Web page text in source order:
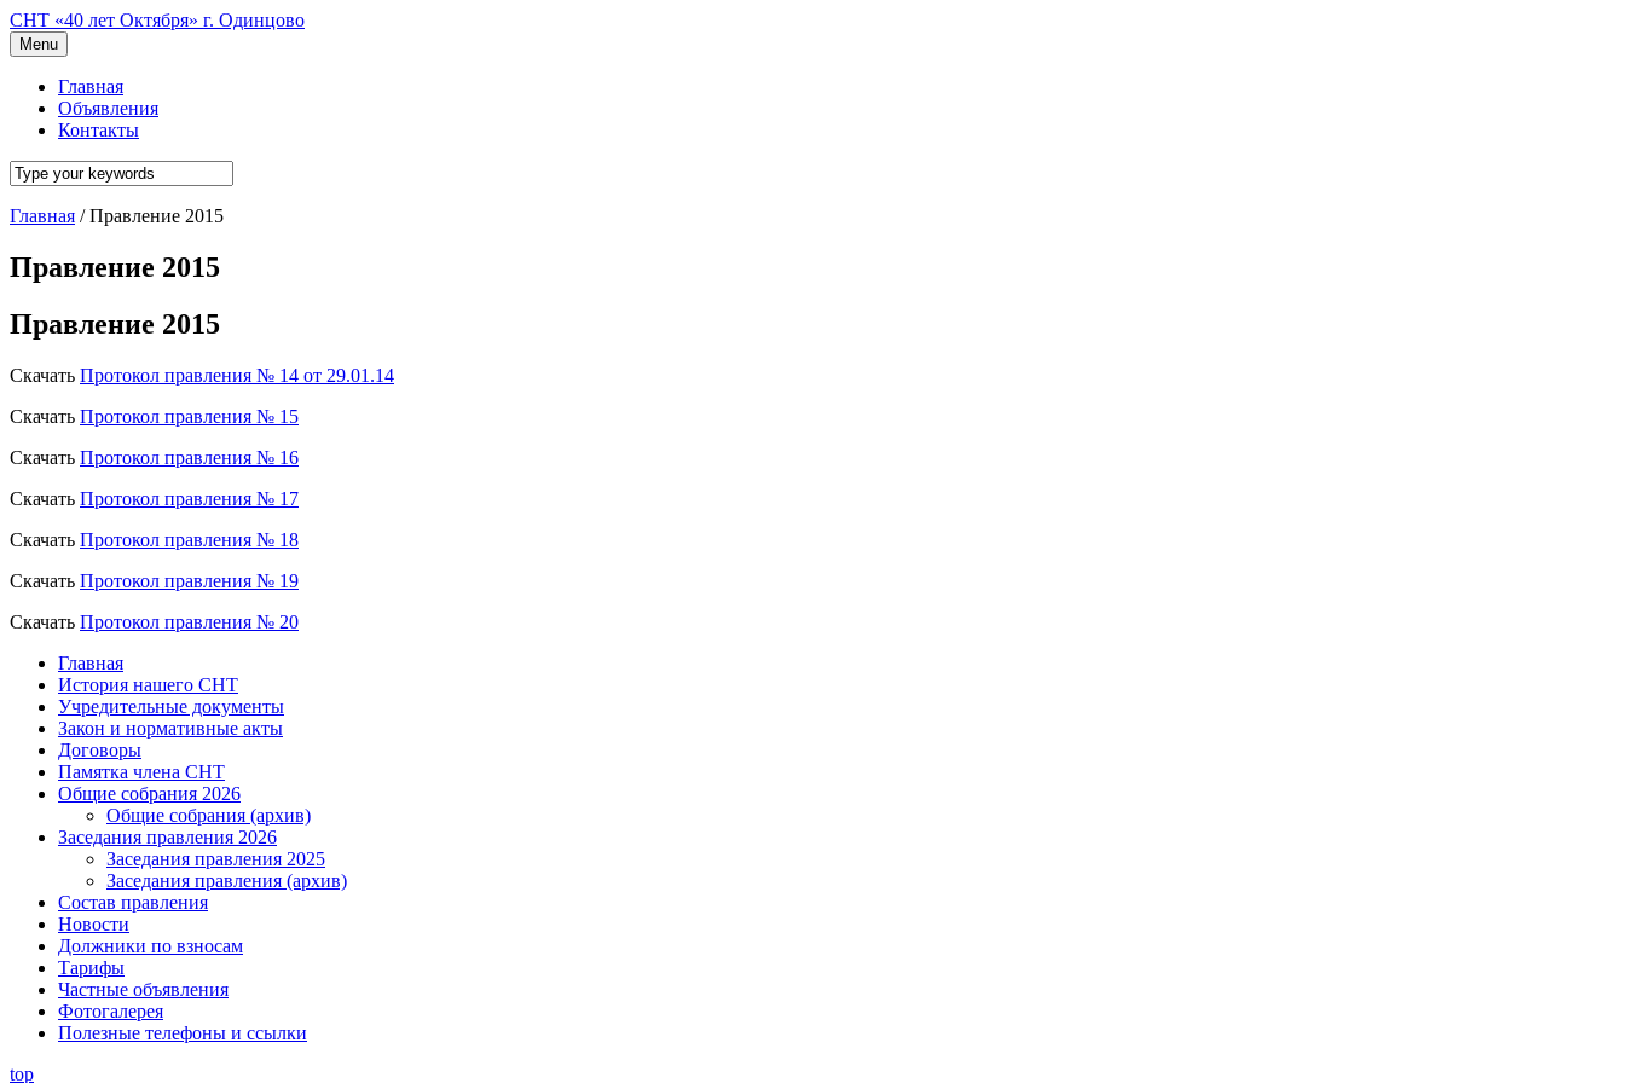
СНТ «40 лет Октября» г. Одинцово
Menu
Главная
Объявления
Контакты
Главная / Правление 2015
Правление 2015
Правление 2015
Скачать Протокол правления № 14 от 29.01.14
Скачать Протокол правления № 15
Скачать Протокол правления № 16
Скачать Протокол правления № 17
Скачать Протокол правления № 18
Скачать Протокол правления № 19
Скачать Протокол правления № 20
Главная
История нашего СНТ
Учредительные документы
Закон и нормативные акты
Договоры
Памятка члена СНТ
Общие собрания 2026
Общие собрания (архив)
Заседания правления 2026
Заседания правления 2025
Заседания правления (архив)
Состав правления
Новости
Должники по взносам
Тарифы
Частные объявления
Фотогалерея
Полезные телефоны и ссылки
top